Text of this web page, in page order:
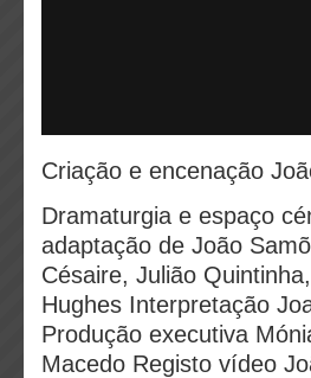
Criação e encenação
Dramaturgia e espaço
adaptação de João
Césaire, Julião
Hughes Interpretação
Produção executiva
Macedo Registo vídeo